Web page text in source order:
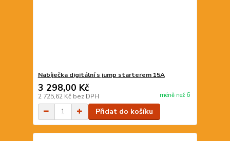
Nabíječka digitální s jump starterem 15A
3 298,00 Kč
2 725,62 Kč bez DPH méně než 6
Přidat do košíku